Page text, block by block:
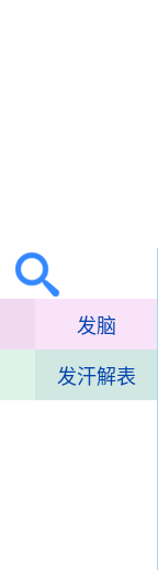
发脑
发汗解表